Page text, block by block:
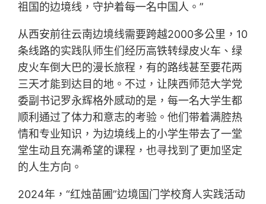
祖国的边境线，守护着每一名中国人。”
从西安前往云南边境线需要跨越2000多公里，10
条线路的实践队师生们经历高铁转绿皮火车、绿
皮火车倒大巴的漫长旅程，有的路线甚至要花两
三天才能到达目的地。不过，让陕西师范大学党
委副书记罗永辉格外感动的是，每一名大学生都
顺利通过了体力和意志的考验。他们带着满腔热
情和专业知识，为边境线上的小学生带去了一堂
堂生动且充满希望的课程，也寻找到了更加坚定
的人生方向。
2024年，“红烛苗圃”边境国门学校育人实践活动